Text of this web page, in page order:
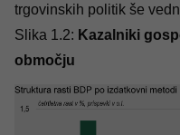
trgovinskih politik še
Slika 1.2: Kazalniki
območju